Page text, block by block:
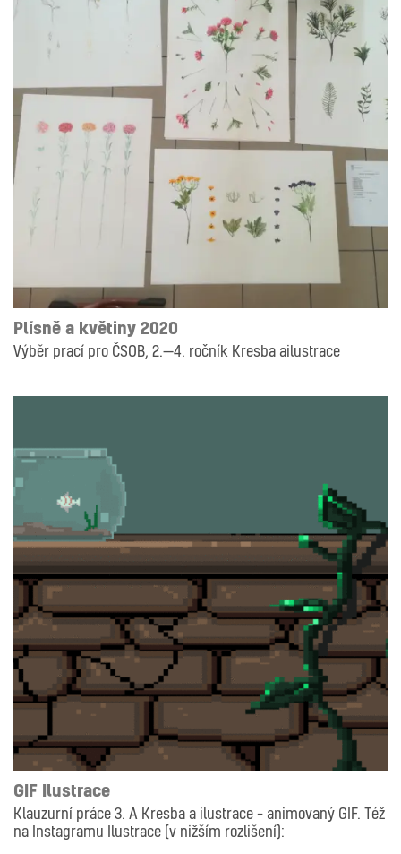
ILUSTRACE
Plísně a květiny 2020
Výběr prací pro ČSOB, 2.—4. ročník Kresba ailustrace
ILUSTRACE PRÁCE ŽÁKŮ A ŠKOLNÍ PROJEKTY
GIF Ilustrace
Klauzurní práce 3. A Kresba a ilustrace – animovaný GIF. Též
na Instagramu Ilustrace (v nižším rozlišení):